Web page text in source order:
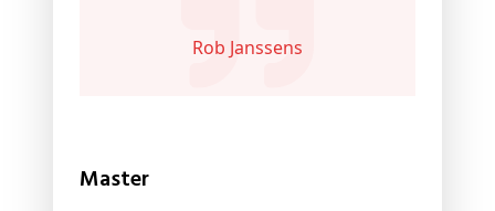
Rob Janssens
Master